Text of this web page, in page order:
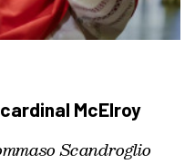
McElroy
Scandroglio